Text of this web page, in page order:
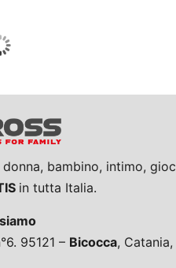
tutto
bambino, intimo,
in tutta Italia.
95121 – Bicocca,